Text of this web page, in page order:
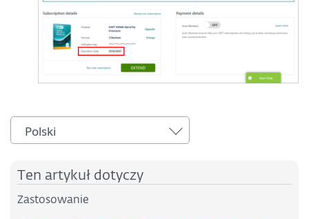
Polski
Ten artykuł dotyczy
Zastosowanie